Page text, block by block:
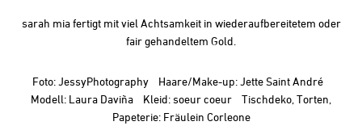
sarah mia fertigt mit viel Achtsamkeit in wiederaufbereitetem oder
fair gehandeltem Gold.
Foto:JessyPhotographyHaare/Make-up: Jette Saint André
Modell: Laura Daviña Kleid:soeur coeur
Tischdeko, Torten,
Papeterie: Fräulein Corleone